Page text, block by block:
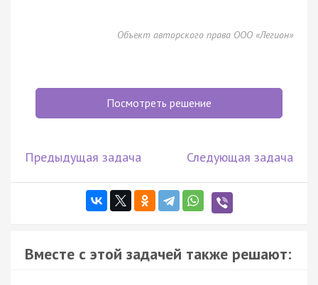
Объект авторского права ООО «Легион»
Посмотреть решение
Предыдущая задача Следующая задача
Вместе с этой задачей также решают: